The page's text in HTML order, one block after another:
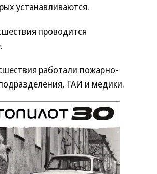
устанавливаются.
проводится
работали пожарно-
ГАИ и медики.